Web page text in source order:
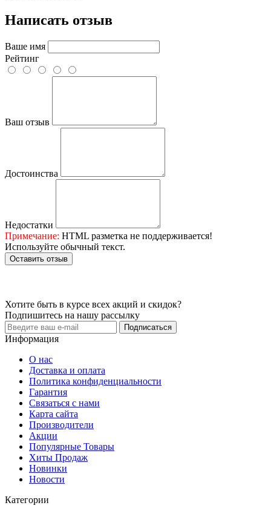
Написать отзыв
Ваше имя
Рейтинг
Ваш отзыв
Достоинства
Недостатки
Примечание: HTML разметка не поддерживается!
Используйте обычный текст.
Оставить отзыв
Хотите быть в курсе всех акций и скидок?
Подпишитесь на нашу рассылку
Подписаться
Информация
О нас
Доставка и оплата
Политика конфиденциальности
Гарантия
Связаться с нами
Карта сайта
Производители
Акции
Популярные Товары
Хиты Продаж
Новинки
Новости
Категории